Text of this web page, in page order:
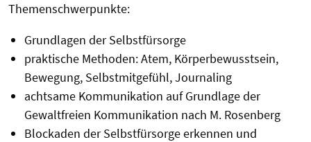
Themenschwerpunkte:
Grundlagen der Selbstfürsorge
praktische Methoden: Atem, Körperbewusstsein,
Bewegung, Selbstmitgefühl, Journaling
achtsame Kommunikation auf Grundlage der
Gewaltfreien Kommunikation nach M. Rosenberg
Blockaden der Selbstfürsorge erkennen und